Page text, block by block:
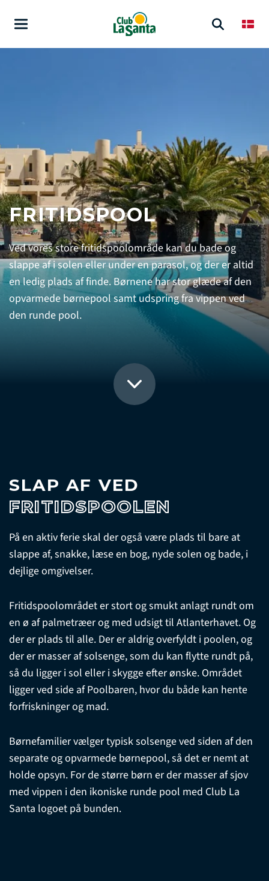
FRITIDSPOOL
Ved vores store fritidspoolområde kan du bade og
slappe af i solen eller under en parasol, og der er altid
en ledig plads af finde. Børnene har stor glæde af den
opvarmede børnepool samt udspring fra vippen ved
den runde pool.
SLAP AF VED
FRITIDSPOOLEN
På en aktiv ferie skal der også være plads til bare at
slappe af, snakke, læse en bog, nyde solen og bade, i
dejlige omgivelser.
Fritidspoolområdet er stort og smukt anlagt rundt om
en ø af palmetræer og med udsigt til Atlanterhavet. Og
der er plads til alle. Der er aldrig overfyldt i poolen, og
der er masser af solsenge, som du kan flytte rundt på,
så du ligger i sol eller i skygge efter ønske. Området
ligger ved side af Poolbaren, hvor du både kan hente
forfriskninger og mad.
Børnefamilier vælger typisk solsenge ved siden af den
separate og opvarmede børnepool, så det er nemt at
holde opsyn. For de større børn er der masser af sjov
med vippen i den ikoniske runde pool med Club La
Santa logoet på bunden.